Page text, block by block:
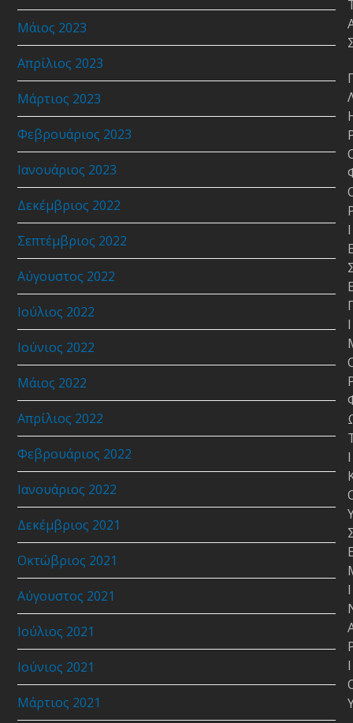
Μάιος 2023
Απρίλιος 2023
Μάρτιος 2023
Φεβρουάριος 2023
Ιανουάριος 2023
Δεκέμβριος 2022
Σεπτέμβριος 2022
Αύγουστος 2022
Ιούλιος 2022
Ιούνιος 2022
Μάιος 2022
Απρίλιος 2022
Φεβρουάριος 2022
Ιανουάριος 2022
Δεκέμβριος 2021
Οκτώβριος 2021
Αύγουστος 2021
Ιούλιος 2021
Ιούνιος 2021
Μάρτιος 2021
Ι
Ι
Ι
Ι
Ι